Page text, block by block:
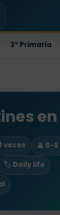
3º Primaria
veces
👤 8-
🏷️ Daily life